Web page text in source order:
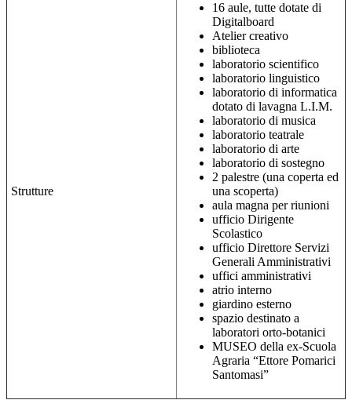
Strutture
16 aule, tutte dotate di
Digitalboard
Atelier creativo
biblioteca
laboratorio scientifico
laboratorio linguistico
laboratorio di informatica
dotato di lavagna L.I.M.
laboratorio di musica
laboratorio teatrale
laboratorio di arte
laboratorio di sostegno
2 palestre (una coperta ed
una scoperta)
aula magna per riunioni
ufficio Dirigente
Scolastico
ufficio Direttore Servizi
Generali Amministrativi
uffici amministrativi
atrio interno
giardino esterno
spazio destinato a
laboratori orto-botanici
MUSEO della ex-Scuola
Agraria “Ettore Pomarici
Santomasi”